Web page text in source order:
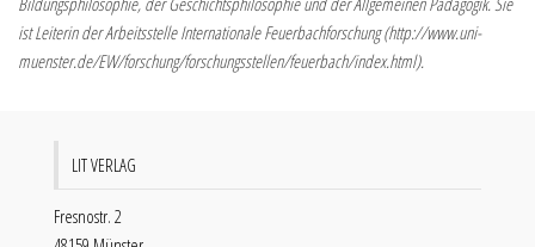
ist Leiterin der Arbeitsstelle Internationale Feuerbachforschung (http://www.uni-
muenster.de/EW/forschung/forschungsstellen/feuerbach/index.html).
LIT VERLAG
Fresnostr. 2